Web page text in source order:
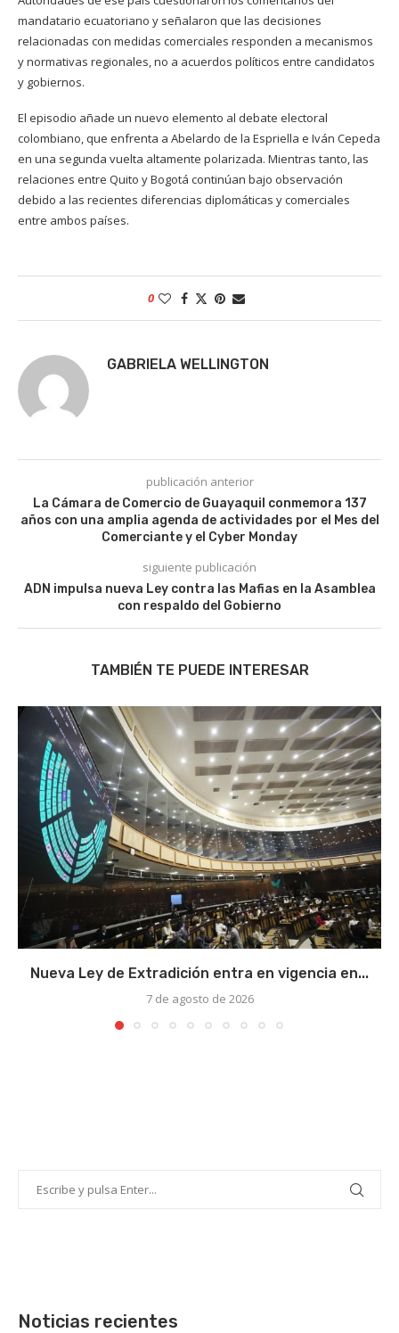
mandatario ecuatoriano y señalaron que las decisiones
relacionadas con medidas comerciales responden a mecanismos
y normativas regionales, no a acuerdos políticos entre candidatos
y gobiernos.
El episodio añade un nuevo elemento al debate electoral
colombiano, que enfrenta a Abelardo de la Espriella e Iván Cepeda
en una segunda vuelta altamente polarizada. Mientras tanto, las
relaciones entre Quito y Bogotá continúan bajo observación
debido a las recientes diferencias diplomáticas y comerciales
entre ambos países.
0
GABRIELA WELLINGTON
publicación anterior
La Cámara de Comercio de Guayaquil conmemora 137
años con una amplia agenda de actividades por el Mes del
Comerciante y el Cyber Monday
siguiente publicación
ADN impulsa nueva Ley contra las Mafias en la Asamblea
con respaldo del Gobierno
TAMBIÉN TE PUEDE INTERESAR
Nueva Ley de Extradición entra en vigencia en...
7 de agosto de 2026
Noticias recientes